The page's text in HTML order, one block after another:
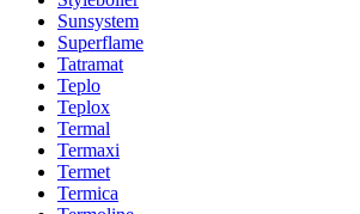
Sunsystem
Superflame
Tatramat
Teplo
Teplox
Termal
Termaxi
Termet
Termica